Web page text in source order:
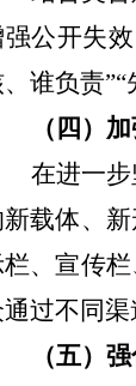
公开失效
谁负责”“
（四）
在进一
载体、
、宣传
过不同渠
（五）